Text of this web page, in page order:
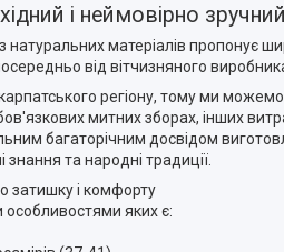
і неймовірно
натуральних матеріалів пропонує
від вітчизняного
регіону, тому ми
митних зборах, інших
багаторічним досвідом
та народні традиції.
затишку і комфорту
особливостями яких є: